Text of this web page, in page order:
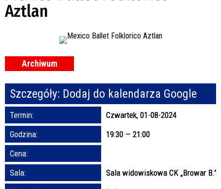
—
Organizator
Promowane
Aztlan
Archiwum
Szczegóły: Dodaj do kalendarza Google
Termin:
Czwartek, 01-08-2024
Godzina:
19:30 — 21:00
Cena:
Sala:
Sala widowiskowa CK „Browar B.”